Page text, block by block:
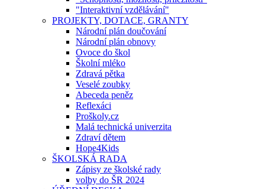
"Interaktivní vzdělávání"
PROJEKTY, DOTACE, GRANTY
Národní plán doučování
Národní plán obnovy
Ovoce do škol
Školní mléko
Zdravá pětka
Veselé zoubky
Abeceda peněz
Reflexáci
Proškoly.cz
Malá technická univerzita
Zdraví dětem
Hope4Kids
ŠKOLSKÁ RADA
Zápisy ze školské rady
volby do ŠR 2024